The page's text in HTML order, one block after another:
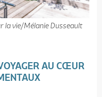
la vie/Mélanie Dusseault
AU CŒUR